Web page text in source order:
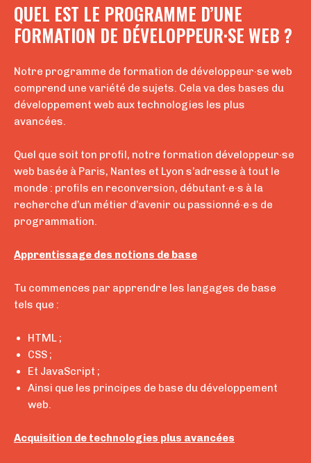
QUEL EST LE PROGRAMME D’UNE
FORMATION DE DÉVELOPPEUR·SE WEB ?
Notre programme de formation de développeur·se web
comprend une variété de sujets. Cela va des bases du
développement web aux technologies les plus
avancées.
Quel que soit ton profil, notre formation développeur·se
web basée à Paris, Nantes et Lyon s’adresse à tout le
monde : profils en reconversion, débutant·e·s à la
recherche d’un métier d’avenir ou passionné·e·s de
programmation.
Apprentissage des notions de base
Tu commences par apprendre les langages de base
tels que :
HTML ;
CSS ;
Et JavaScript ;
Ainsi que les principes de base du développement
web.
Acquisition de technologies plus avancées